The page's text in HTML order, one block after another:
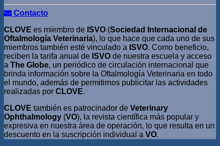
Contacto
CLOVE es miembro de ISVO (Sociedad Internacional de
Oftalmología Veterinaria), lo que hace que cada uno de sus
miembros también esté vinculado a ISVO. Como beneficio,
reciben la tarifa anual de ISVO de nuestra escuela y acceso
a The Globe, un periódico de circulación internacional que
brinda información sobre la Oftalmología Veterinaria en todo
el mundo, además de permitirnos publicitar las actividades
realizadas por CLOVE.
CLOVE también es patrocinador de Veterinary
Ophthalmology (VO), la revista científica más popular y
expresiva en nuestra área de operación, lo que resulta en un
descuento en la suscripción individual a VO.